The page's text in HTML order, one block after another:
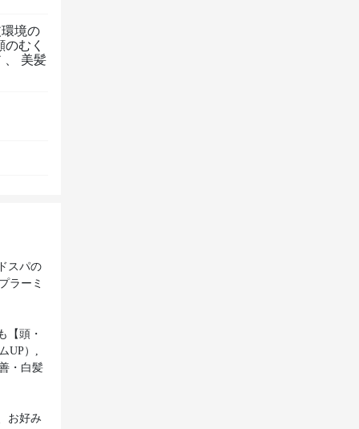
境の
のむく
美髪
スパの
ラーミ
【頭・
UP）,
・白髪
お好み